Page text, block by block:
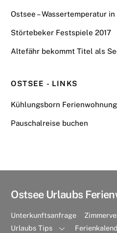
Ostsee – Wassertemperatur
Störtebeker Festspiele 2017
Altefähr bekommt Titel als
OSTSEE - LINKS
Kühlungsborn Ferienwohnung
Pauschalreise buchen
Ostsee Urlaubs
Unterkunftsanfrage
Urlaubs Tips